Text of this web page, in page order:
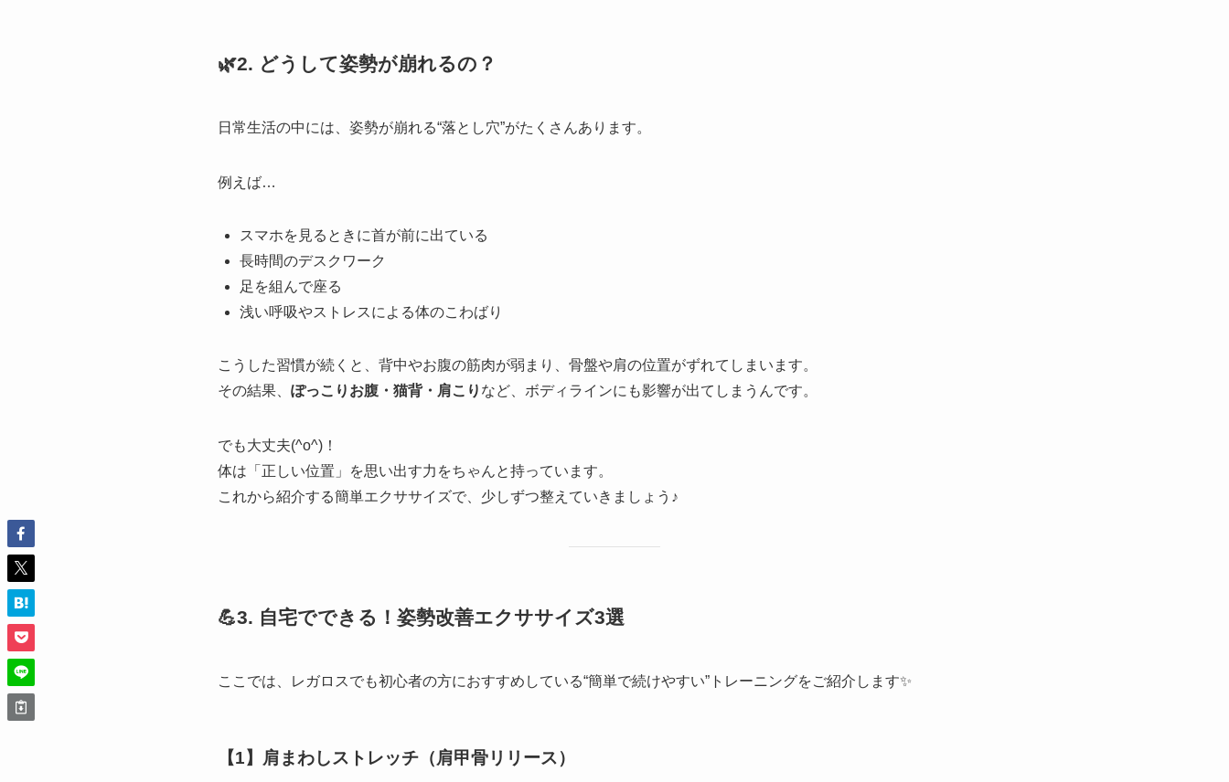
🌿2. どうして姿勢が崩れるの？
日常生活の中には、姿勢が崩れる“落とし穴”がたくさんあります。
例えば…
スマホを見るときに首が前に出ている
長時間のデスクワーク
足を組んで座る
浅い呼吸やストレスによる体のこわばり
こうした習慣が続くと、背中やお腹の筋肉が弱まり、骨盤や肩の位置がずれてしまいます。
その結果、 ぽっこりお腹・猫背・肩こり など、ボディラインにも影響が出てしまうんです。
でも大丈夫(^o^)！
体は「正しい位置」を思い出す力をちゃんと持っています。
これから紹介する簡単エクササイズで、少しずつ整えていきましょう♪
💪3. 自宅でできる！姿勢改善エクササイズ3選
ここでは、レガロスでも初心者の方におすすめしている“簡単で続けやすい”トレーニングをご紹介します✨
【1】肩まわしストレッチ（肩甲骨リリース）